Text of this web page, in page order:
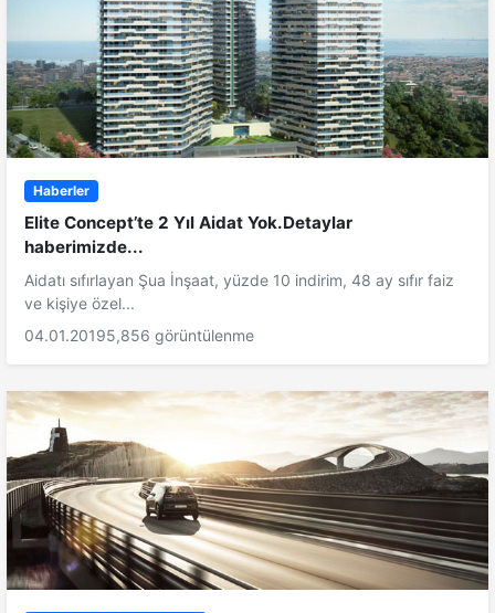
Haberler
Elite Concept’te 2 Yıl Aidat Yok.Detaylar
haberimizde...
Aidatı sıfırlayan Şua İnşaat, yüzde 10 indirim, 48 ay sıfır faiz
ve kişiye özel...
04.01.20195,856 görüntülenme